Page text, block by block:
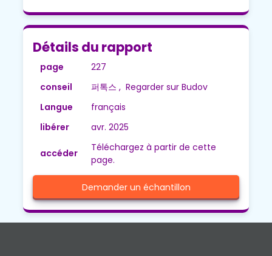
Détails du rapport
page
227
conseil
퍼톡스 , Regarder sur Budov
Langue
français
libérer
avr. 2025
accéder
Téléchargez à partir de cette
page.
Demander un échantillon